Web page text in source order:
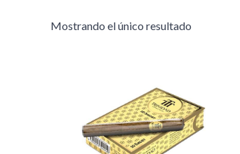
Mostrando el único resultado